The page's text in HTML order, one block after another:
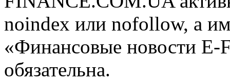
noindex или nofollow, а
«Финансовые новости
обязательна.